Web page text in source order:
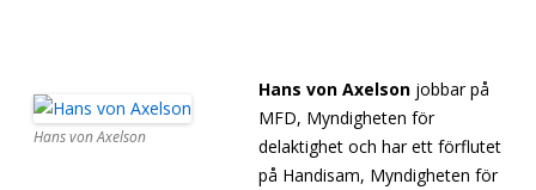
Hans von Axelson
Hans von Axelson jobbar på
MFD, Myndigheten för
delaktighet och har ett förflutet
på Handisam, Myndigheten för